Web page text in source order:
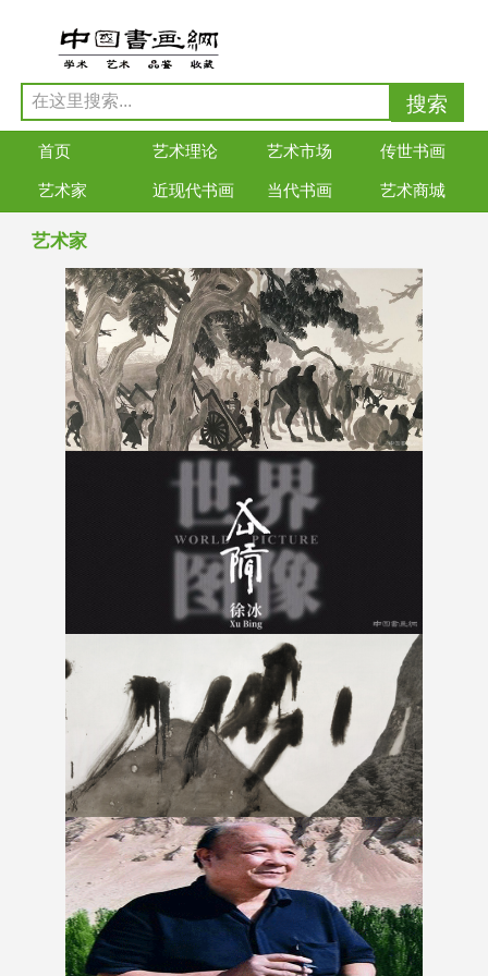
首页 艺术理论 艺术市场 传世书画
艺术家 近现代书画 当代书画 艺术商城
艺术家